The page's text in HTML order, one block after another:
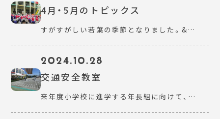
4月・5月のトピックス
すがすがしい若葉の季節となりました。&…
2024.10.28
交通安全教室
来年度小学校に進学する年長組に向けて、…